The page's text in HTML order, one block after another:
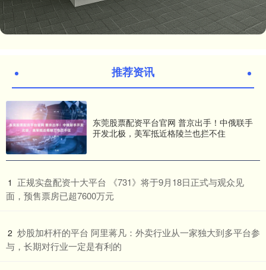
推荐资讯
东莞股票配资平台官网 普京出手！中俄联手
开发北极，美军抵近格陵兰也拦不住
1 ​正规实盘配资十大平台 《731》将于9月18日正式与观众见
面，预售票房已超7600万元
2 ​炒股加杆杆的平台 阿里蒋凡：外卖行业从一家独大到多平台参
与，长期对行业一定是有利的